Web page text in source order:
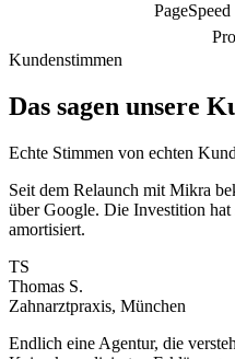
Kundenstimmen
Das sagen unsere
Echte Stimmen von echten
Seit dem Relaunch mit Mikra
über Google. Die Investition
amortisiert.
TS
Thomas S.
Zahnarztpraxis, München
Endlich eine Agentur, die